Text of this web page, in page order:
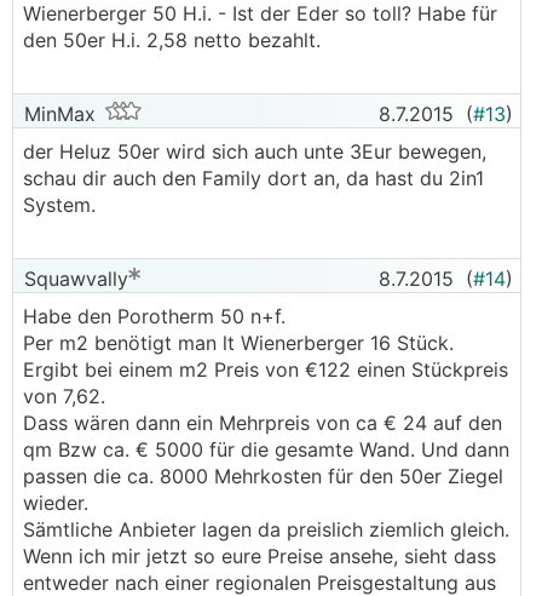
Wienerberger 50 H.i. - Ist der Eder so toll? Habe für
den 50er H.i. 2,58 netto bezahlt.
MinMax 8.7.2015 (#13)
der Heluz 50er wird sich auch unte 3Eur bewegen,
schau dir auch den Family dort an, da hast du 2in1
System.
Squawvally 8.7.2015 (#14)
Habe den Porotherm 50 n+f.
Per m2 benötigt man lt Wienerberger 16 Stück.
Ergibt bei einem m2 Preis von €122 einen Stückpreis
von 7,62.
Dass wären dann ein Mehrpreis von ca € 24 auf den
qm Bzw ca. € 5000 für die gesamte Wand. Und dann
passen die ca. 8000 Mehrkosten für den 50er Ziegel
wieder.
Sämtliche Anbieter lagen da preislich ziemlich gleich.
Wenn ich mir jetzt so eure Preise ansehe, sieht dass
entweder nach einer regionalen Preisgestaltung aus